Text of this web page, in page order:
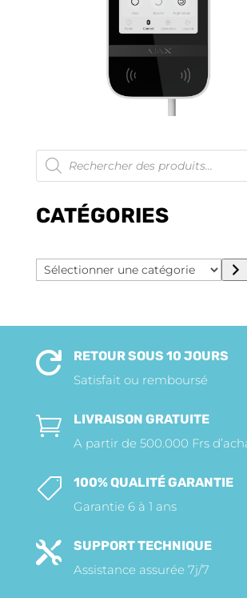
Recherche
de
produits
CATÉGORIES
Sélectionner
une

RETOUR SOUS 10 JOURS
Satisfait ou remboursé

LIVRAISON GRATUITE
A partir de 500.000 Frs

100% QUALITÉ GARANTIE
Garantie 6 à 1 ans

SUPPORT TECHNIQUE
Assistance assurée 7j/7